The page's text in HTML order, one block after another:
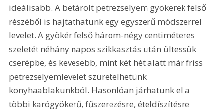
ideálisabb. A betárolt petrezselyem gyökerek felső
részéből is hajtathatunk egy egyszerű módszerrel
levelet. A gyökér felső három-négy centiméteres
szeletét néhány napos szikkasztás után ültessük
cserépbe, és kevesebb, mint két hét alatt már friss
petrezselyemlevelet szüretelhetünk
konyhaablakunkból. Hasonlóan járhatunk el a
többi karógyökerű, fűszerezésre, ételdíszítésre